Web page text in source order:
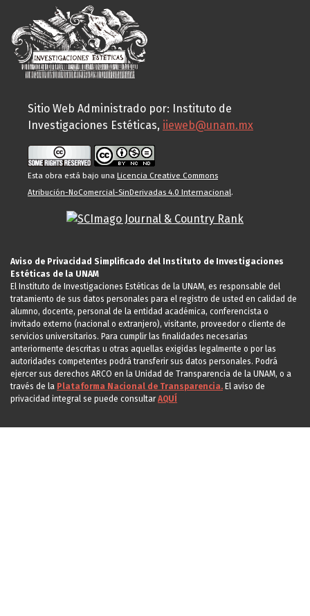
Sitio Web Administrado por: Instituto de
Investigaciones Estéticas, iieweb@unam.mx
Esta obra está bajo una Licencia Creative Commons
Atribución-NoComercial-SinDerivadas 4.0 Internacional.
Aviso de Privacidad Simplificado del Instituto de Investigaciones
Estéticas de la UNAM
El Instituto de Investigaciones Estéticas de la UNAM, es responsable del
tratamiento de sus datos personales para el registro de usted en calidad de
alumno, docente, personal de la entidad académica, conferencista o
invitado externo (nacional o extranjero), visitante, proveedor o cliente de
servicios universitarios. Para cumplir las finalidades necesarias
anteriormente descritas u otras aquellas exigidas legalmente o por las
autoridades competentes podrá transferir sus datos personales. Podrá
ejercer sus derechos ARCO en la Unidad de Transparencia de la UNAM, o a
través de la Plataforma Nacional de Transparencia. El aviso de
privacidad integral se puede consultarAQUÍ